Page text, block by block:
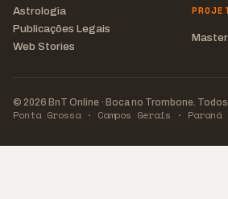
Astrologia
Publicações Legais
Web Stories
© 2026 BnT Online · Boca no Trombone.
Ponta Grossa · Campos Gerais · Paraná